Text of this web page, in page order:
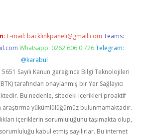
E-mail: backlinkpaneli@gmail.com Teams:
Whatsapp: 0262 606 0 726 Telegram:
@karabul
5651 Sayılı Kanun gereğince Bilgi Teknolojileri
tarafından onaylanmış bir Yer Sağlayıcı
Bu nedenle, sitedeki içerikleri proaktif
yükümlülüğümüz bulunmamaktadır.
içeriklerin sorumluluğunu taşımakta olup,
kabul etmiş sayılırlar. Bu internet